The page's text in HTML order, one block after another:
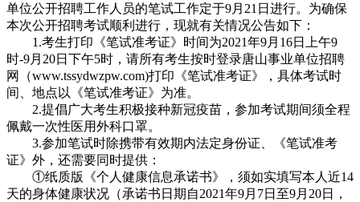
单位公开招聘工作人员的笔试工作定于9月21日进行。为确保
本次公开招聘考试顺利进行，现就有关情况公告如下：
1.考生打印《笔试准考证》时间为2021年9月16日上午9
时-9月20日下午5时，请所有考生按时登录唐山事业单位招聘
网（www.tssydwzpw.com)打印《笔试准考证》，具体考试时
间、地点以《笔试准考证》为准。
2.提倡广大考生积极接种新冠疫苗，参加考试期间须全程
佩戴一次性医用外科口罩。
3.参加笔试时除携带有效期内法定身份证、《笔试准考
证》外，还需要同时提供：
①纸质版《个人健康信息承诺书》，须如实填写本人近14
天的身体健康状况（承诺书日期自2021年9月7日至9月20日，